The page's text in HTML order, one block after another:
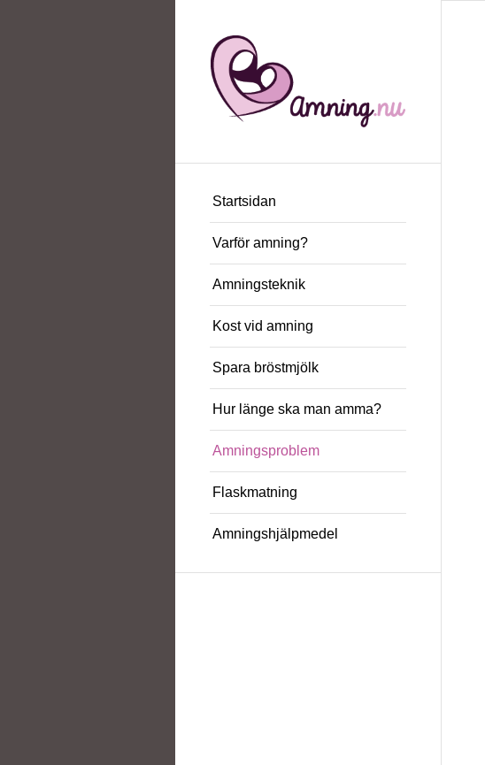
Startsidan
Varför amning?
Amningsteknik
Kost vid amning
Spara bröstmjölk
Hur länge ska man amma?
Amningsproblem
Flaskmatning
Amningshjälpmedel